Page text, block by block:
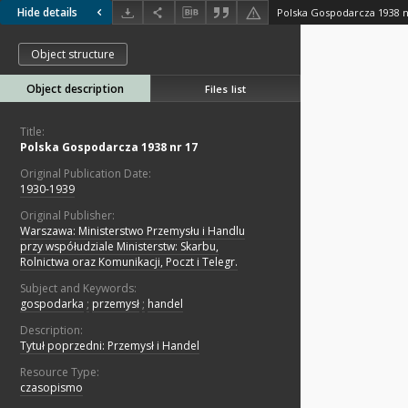
Hide details Polska Gospodarcza 1938
Object structure
Object description Files list
Title:
Polska Gospodarcza 1938 nr 17
Original Publication Date:
1930-1939
Original Publisher:
Warszawa: Ministerstwo Przemysłu i Handlu
przy współudziale Ministerstw: Skarbu,
Rolnictwa oraz Komunikacji, Poczt i Telegr.
Subject and Keywords:
gospodarka ; przemysł ; handel
Description:
Tytuł poprzedni: Przemysł i Handel
Resource Type:
czasopismo